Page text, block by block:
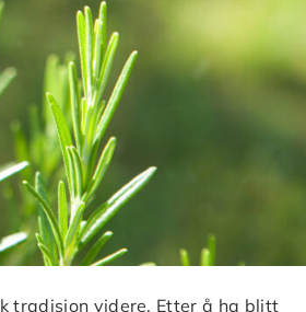
tradisjon videre. Etter å ha blitt